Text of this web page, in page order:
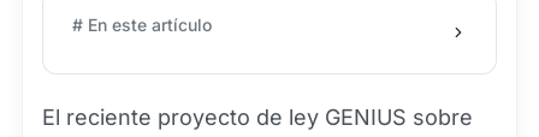
# En este artículo
El reciente proyecto de ley GENIUS sobre